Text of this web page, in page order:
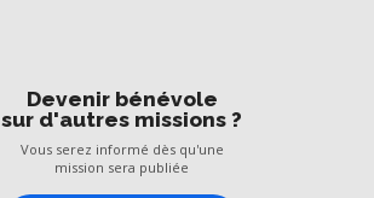
Devenir bénévole
sur d'autres missions ?
Vous serez informé dès qu'une
mission sera publiée